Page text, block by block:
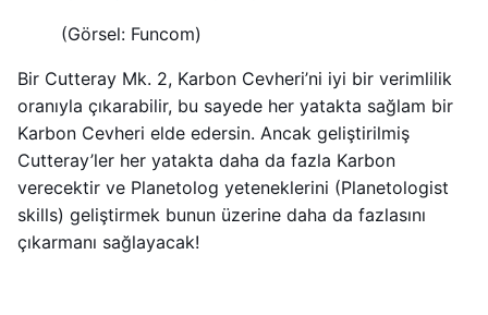
(Görsel: Funcom)
Bir Cutteray Mk. 2, Karbon Cevheri’ni iyi bir verimlilik
oranıyla çıkarabilir, bu sayede her yatakta sağlam bir
Karbon Cevheri elde edersin. Ancak geliştirilmiş
Cutteray’ler her yatakta daha da fazla Karbon
verecektir ve Planetolog yeteneklerini (Planetologist
skills) geliştirmek bunun üzerine daha da fazlasını
çıkarmanı sağlayacak!